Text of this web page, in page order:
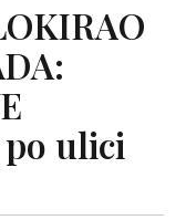
ulici